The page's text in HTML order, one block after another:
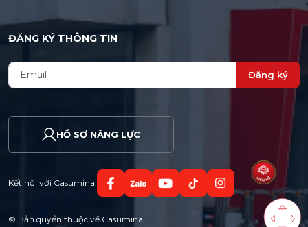
ĐĂNG KÝ THÔNG TIN
Đăng ký
HỒ SƠ NĂNG LỰC
Kết nối với Casumina:
© Bản quyền thuộc về Casumina.